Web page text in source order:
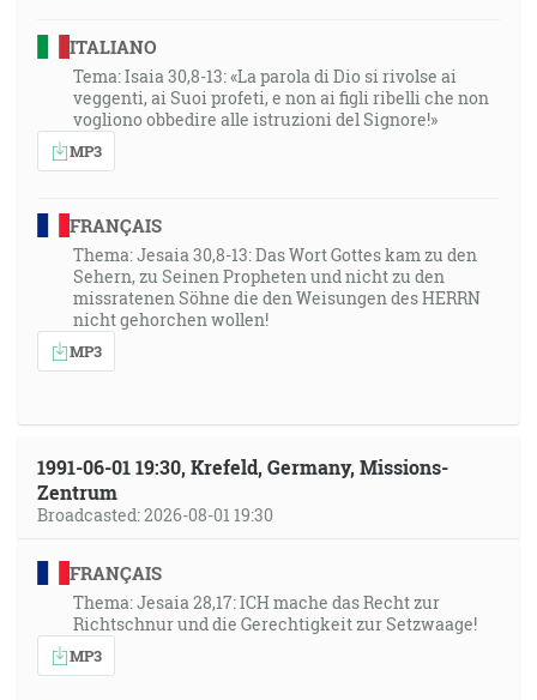
im neboly za pokrm. Lebo takto hovorí Pán Hospodin:
Hľa, ja sám prijdem a vyhľadám svoje ovce a pozriem
sa na ne. [Ez 34:10-11]
43:42
Ja budem pásť svoje ovce a ja spôsobím to, aby
34:15]
43:52
Hľa, na svojich dlaniach som ťa vyryl … [Iz 49:16]
44:04
44:26
Ameň vám hovorím, že už viac nikdy nebudem piť z
kráľovstve Božom. [Mk 14:25]
44:01
Ja som ten dobrý pastier. Dobrý pastier kladie svoju
ITALIANO
Tema: Isaia 30,8-13: «La parola di Dio si rivolse ai
veggenti, ai Suoi profeti, e non ai figli ribelli che non
vogliono obbedire alle istruzioni del Signore!»
MP3
FRANÇAIS
Thema: Jesaia 30,8-13: Das Wort Gottes kam zu den
Sehern, zu Seinen Propheten und nicht zu den
missratenen Söhne die den Weisungen des HERRN
nicht gehorchen wollen!
MP3
1991-06-01 19:30, Krefeld, Germany, Missions-
Zentrum
Broadcasted: 2026-08-01 19:30
FRANÇAIS
Thema: Jesaia 28,17: ICH mache das Recht zur
Richtschnur und die Gerechtigkeit zur Setzwaage!
MP3